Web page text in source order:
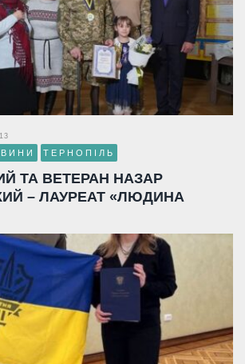
ТЕРНОПІЛЬ
ТА ВЕТЕРАН НАЗАР
– ЛАУРЕАТ «ЛЮДИНА